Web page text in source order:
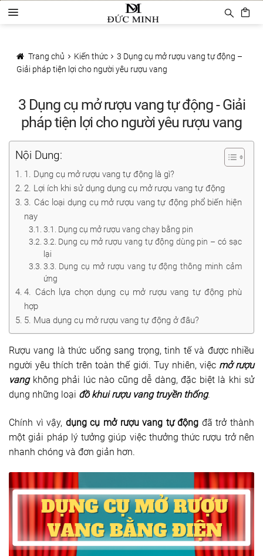
đến
hướng
Chuyển
đến
a
h
m
Sản phẩm
Ly rượu vang
Decanter
Khui mở vang
Mở tự động
Bảo quản rượu vang
Dụng cụ rót rượu vang
Rượu Vang Nhập Khẩu
Giới thiệu
Liên hệ
Trang chủ Kiến thức
3 Dụng cụ mở rượu vang tự động –
Giải pháp tiện lợi cho người yêu rượu vang
3 Dụng cụ mở rượu vang tự động - Giải
pháp tiện lợi cho người yêu rượu vang
Nội Dung:
1. Dụng cụ mở rượu vang tự động là gì?
2. Lợi ích khi sử dụng dụng cụ mở rượu vang tự động
3. Các loại dụng cụ mở rượu vang tự động phổ biến hiện
nay
3.1. Dụng cụ mở rượu vang chạy bằng pin
3.2. Dụng cụ mở rượu vang tự động dùng pin – có sạc
lại
3.3. Dụng cụ mở rượu vang tự động thông minh cảm
ứng
4. Cách lựa chọn dụng cụ mở rượu vang tự động phù
hợp
5. Mua dụng cụ mở rượu vang tự động ở đâu?
Rượu vang là thức uống sang trọng, tinh tế và được nhiều
người yêu thích trên toàn thế giới. Tuy nhiên, việc mở rượu
vangkhông phải lúc nào cũng dễ dàng, đặc biệt là khi sử
dụng những loại đồ khui rượu vang truyền thống.
Chính vì vậy, dụng cụ mở rượu vang tự động đã trở thành
một giải pháp lý tưởng giúp việc thưởng thức rượu trở nên
nhanh chóng và đơn giản hơn.